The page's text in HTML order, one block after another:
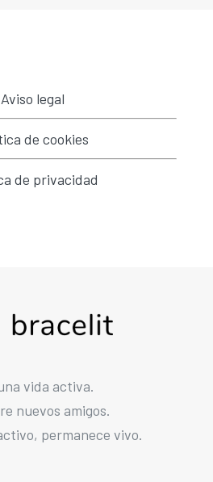
Aviso legal
de cookies
de privacidad
vida activa.
nuevos amigos.
permanece vivo.